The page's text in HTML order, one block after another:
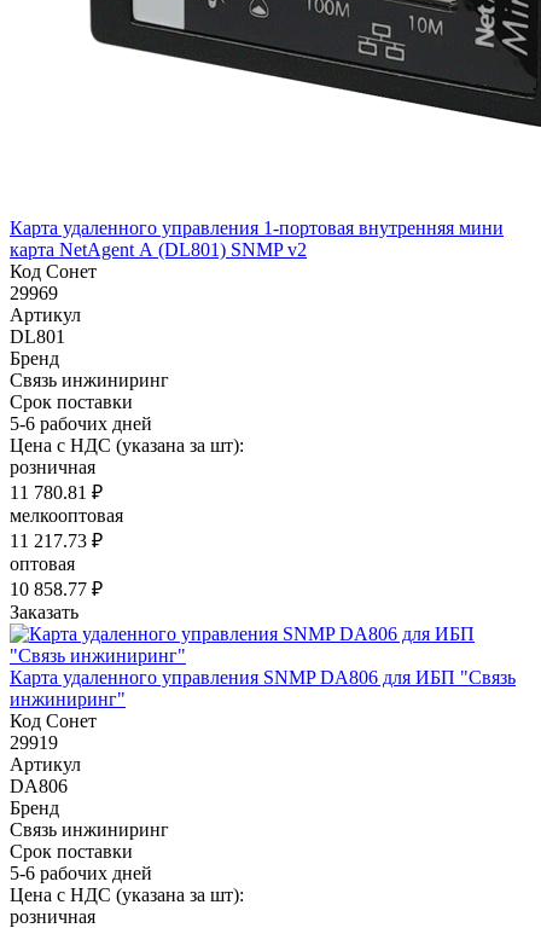
Карта удаленного управления 1-портовая внутренняя мини
карта NetAgent А (DL801) SNMP v2
Код Сонет
29969
Артикул
DL801
Бренд
Связь инжиниринг
Срок поставки
5-6 рабочих дней
Цена с НДС (указана за шт):
розничная
11 780.81 ₽
мелкооптовая
11 217.73 ₽
оптовая
10 858.77 ₽
Заказать
Карта удаленного управления SNMP DA806 для ИБП "Связь
инжиниринг"
Код Сонет
29919
Артикул
DA806
Бренд
Связь инжиниринг
Срок поставки
5-6 рабочих дней
Цена с НДС (указана за шт):
розничная